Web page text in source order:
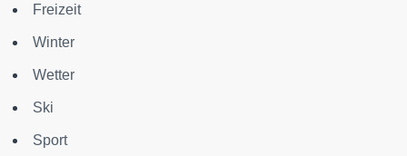
Freizeit
Winter
Wetter
Ski
Sport